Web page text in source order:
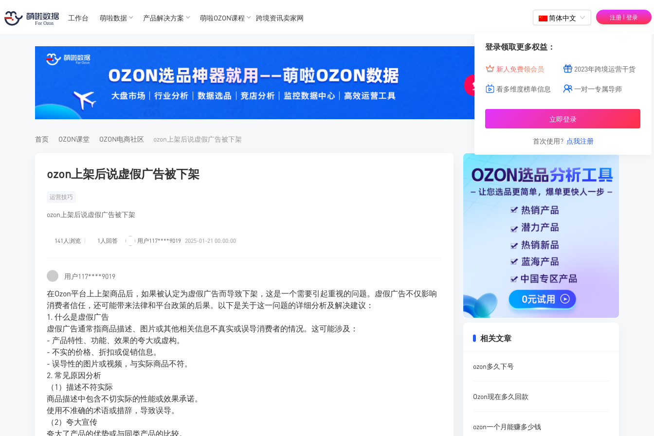
For Ozon
For OZon
TK数据
TK数据
工作台 萌啦数据 产品解决方案 萌啦OZON课程 跨境资讯卖家网 简体中文 注册 | 登录
登录领取更多权益：
新人免费领会员 2023年跨境运营干货
看多维度榜单信息 一对一专属导师
立即登录
首次使用? 点我注册
首页 OZON课堂 OZON电商社区 ozon上架后说虚假广告被下架
ozon上架后说虚假广告被下架
运营技巧
ozon上架后说虚假广告被下架
141人浏览 1人回答 用户117****9019 2025-01-21 00:00:00
用户117****9019
在Ozon平台上上架商品后，如果被认定为虚假广告而导致下架，这是一个需要引起重视的问题。虚假广告不仅影响
消费者信任，还可能带来法律和平台政策的后果。以下是关于这一问题的详细分析及解决建议：
1. 什么是虚假广告
虚假广告通常指商品描述、图片或其他相关信息不真实或误导消费者的情况。这可能涉及：
- 产品特性、功能、效果的夸大或虚构。
- 不实的价格、折扣或促销信息。
- 误导性的图片或视频，与实际商品不符。
2. 常见原因分析
（1）描述不符实际
商品描述中包含不切实际的性能或效果承诺。
使用不准确的术语或措辞，导致误导。
（2）夸大宣传
夸大了产品的优势或与同类产品的比较。
相关文章
ozon多久下号
Ozon现在多久回款
ozon一个月能赚多少钱